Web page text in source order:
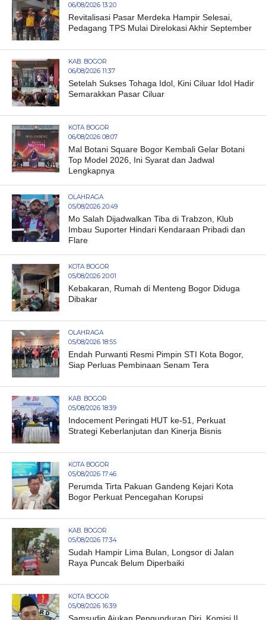
06/08/2026 13:20
Revitalisasi Pasar Merdeka Hampir Selesai,
Pedagang TPS Mulai Direlokasi Akhir September
KAB. BOGOR
06/08/2026 11:37
Setelah Sukses Tohaga Idol, Kini Ciluar Idol Hadir
Semarakkan Pasar Ciluar
KOTA BOGOR
06/08/2026 08:07
Mal Botani Square Bogor Kembali Gelar Botani
Top Model 2026, Ini Syarat dan Jadwal
Lengkapnya
OLAHRAGA
05/08/2026 20:49
Mo Salah Dijadwalkan Tiba di Trabzon, Klub
Imbau Suporter Hindari Kendaraan Pribadi dan
Flare
KOTA BOGOR
05/08/2026 20:01
Kebakaran, Rumah di Menteng Bogor Diduga
Dibakar
OLAHRAGA
05/08/2026 18:55
Endah Purwanti Resmi Pimpin STI Kota Bogor,
Siap Perluas Pembinaan Senam Tera
KAB. BOGOR
05/08/2026 18:39
Indocement Peringati HUT ke-51, Perkuat
Strategi Keberlanjutan dan Kinerja Bisnis
KOTA BOGOR
05/08/2026 17:46
Perumda Tirta Pakuan Gandeng Kejari Kota
Bogor Perkuat Pencegahan Korupsi
KAB. BOGOR
05/08/2026 17:34
Sudah Hampir Lima Bulan, Longsor di Jalan
Raya Puncak Belum Diperbaiki
KOTA BOGOR
05/08/2026 16:39
Samsudin Ajukan Pengunduran Diri, Komisi II